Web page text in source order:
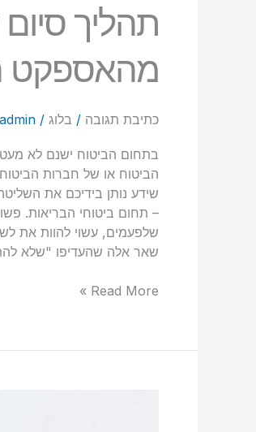
תהליך
מהאספקט
כתיבת תגובה / בלוג /
admin
בתחום הביטוח ישנם לא
הביטוח או של חברות
שידע נותן בידיכם את
– תחום ביטוחי הבריאות.
שלפעמים, עשוי להוות את
שאר אלה שהעדיפו "שלא
Read More »